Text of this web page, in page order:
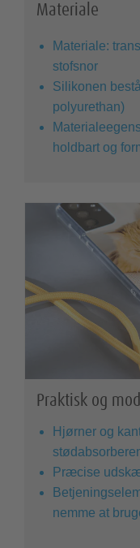
Materiale
Materiale:
stofsnor
Silikonen
polyurethan)
holdbart og
Praktisk og
Hjørner og
Præcise
nemme at